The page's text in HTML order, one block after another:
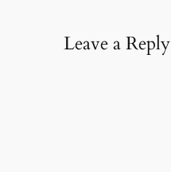
Leave a Reply